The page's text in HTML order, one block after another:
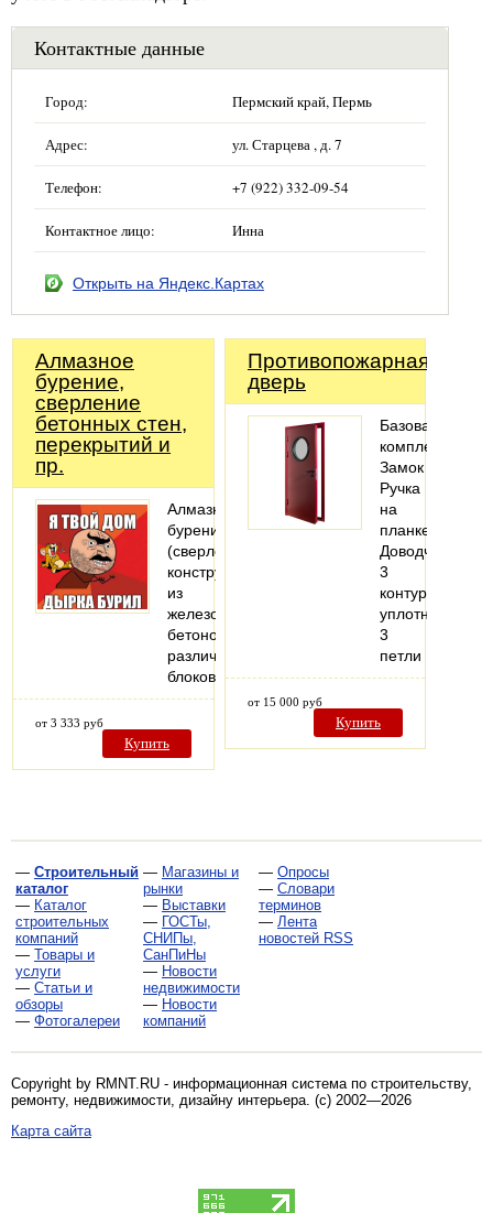
Контактные данные
Город: Пермский край, Пермь
Адрес: ул. Старцева , д. 7
Телефон: +7 (922) 332-09-54
Контактное лицо: Инна
Открыть на Яндекс.Картах
Алмазное
бурение,
cверление
бетонных стен,
перекрытий и
пр.
Алмазное
бурение
(сверление)
конструкций
из
железобетонов,
бетонов,
различных
блоков
от 3 333 руб
Купить
Противопожарная
дверь
Базовая
комплектация:
Замок
Ручка
на
планке
Доводчик
3
контура
уплотнения
3
петли
от 15 000 руб
Купить
— Строительный
каталог
— Каталог
строительных
компаний
— Товары и
услуги
— Статьи и
обзоры
— Фотогалереи
— Магазины и
рынки
— Выставки
— ГОСТы,
СНИПы,
СанПиНы
— Новости
недвижимости
— Новости
компаний
— Опросы
— Словари
терминов
— Лента
новостей RSS
Copyright by RMNT.RU - информационная система по строительству,
ремонту, недвижимости, дизайну интерьера. (c) 2002—2026
Карта сайта